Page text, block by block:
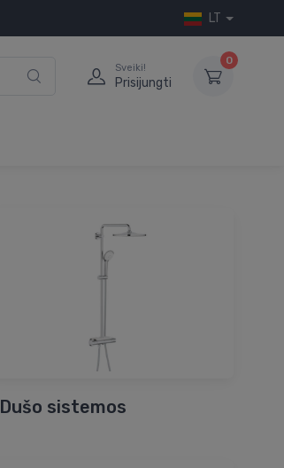
LT
Sveiki!
Prisijungti
0
Dušo sistemos